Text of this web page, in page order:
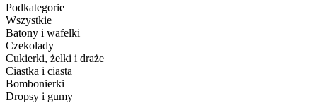
Podkategorie
Wszystkie
Batony i wafelki
Czekolady
Cukierki, żelki i draże
Ciastka i ciasta
Bombonierki
Dropsy i gumy